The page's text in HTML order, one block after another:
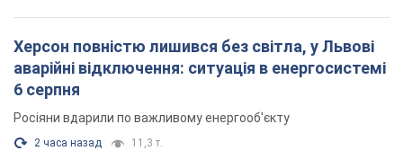
Херсон повністю лишився без світла, у Львові
аварійні відключення: ситуація в енергосистемі
6 серпня
Росіяни вдарили по важливому енергооб'єкту
2 часа назад 11,3 т.